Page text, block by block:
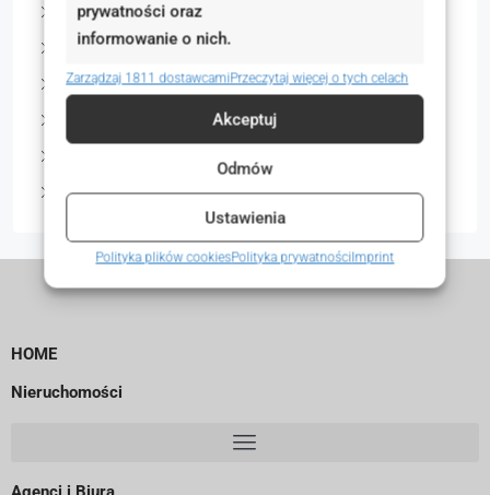
prywatności oraz
informowanie o nich.
Zarządzaj 1811 dostawcamiPrzeczytaj więcej o tych celach
Akceptuj
Odmów
Ustawienia
Polityka plików cookiesPolityka prywatnościImprint
Sątok
Sztum
Krzyszkowo
Sianożęty
HOME
Nieruchomości